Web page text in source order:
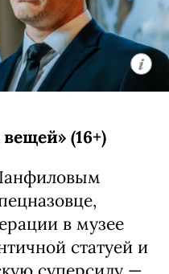
(16+)
в музее
статуей и